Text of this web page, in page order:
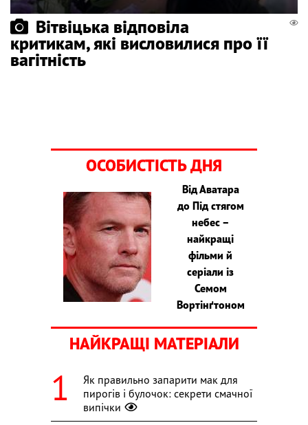
Вітвіцька відповіла
критикам, які висловилися про її
вагітність
ОСОБИСТІСТЬ ДНЯ
Від Аватара
до Під стягом
небес –
найкращі
фільми й
серіали із
Семом
Вортінґтоном
НАЙКРАЩІ МАТЕРІАЛИ
Як правильно запарити мак для
пирогів і булочок: секрети смачної
випічки